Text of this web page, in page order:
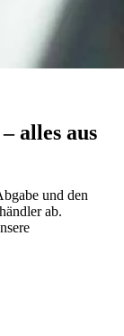
alles aus
und den
ab.